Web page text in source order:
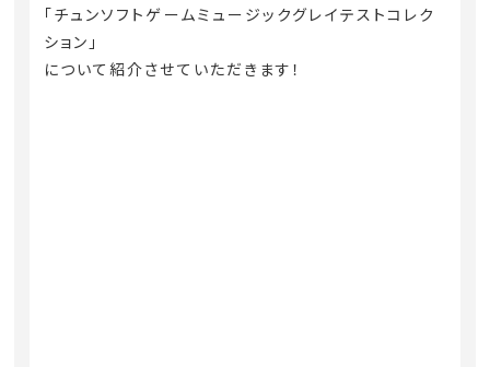
「チュンソフトゲームミュージックグレイテストコレク
ション」
について紹介させていただきます！